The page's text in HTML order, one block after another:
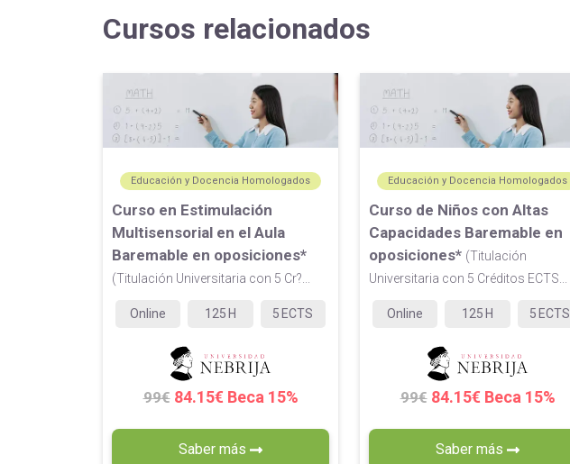
Cursos relacionados
Educación y Docencia Homologados
Curso en Estimulación
Multisensorial en el Aula
Baremable en oposiciones*
(Titulación Universitaria con 5 Cr?...
Online 125 H 5 ECTS
99€ 84.15€ Beca 15%
Saber más
Educación y Docencia Homologados
Curso de Niños con Altas
Capacidades Baremable en
oposiciones* (Titulación
Universitaria con 5 Créditos ECTS...
Online 125 H 5 ECTS
99€ 84.15€ Beca 15%
Saber más